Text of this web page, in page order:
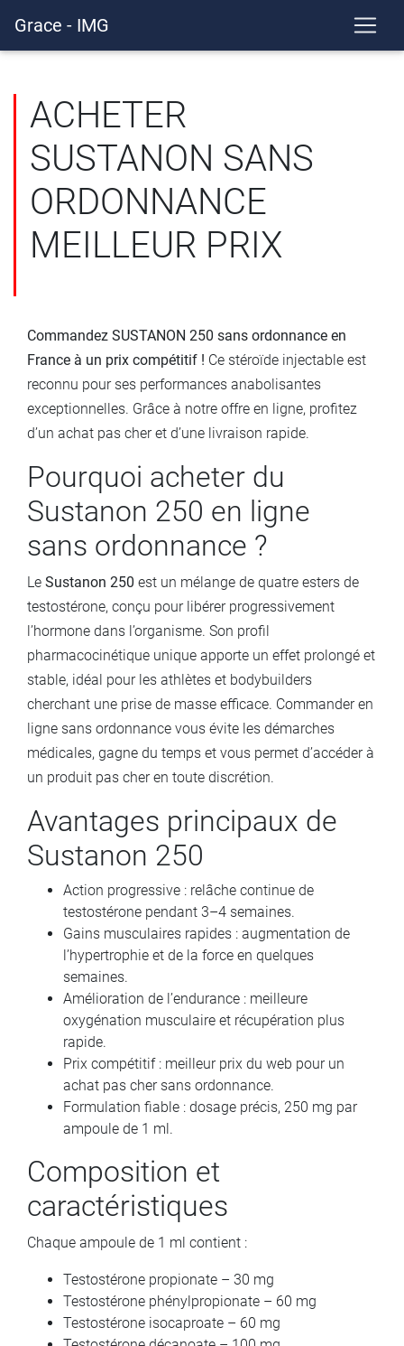
Grace - IMG
ACHETER
SUSTANON SANS
ORDONNANCE
MEILLEUR PRIX
Commandez SUSTANON 250 sans ordonnance en
France à un prix compétitif ! Ce stéroïde injectable est
reconnu pour ses performances anabolisantes
exceptionnelles. Grâce à notre offre en ligne, profitez
d’un achat pas cher et d’une livraison rapide.
Pourquoi acheter du
Sustanon 250 en ligne
sans ordonnance ?
Le Sustanon 250 est un mélange de quatre esters de
testostérone, conçu pour libérer progressivement
l’hormone dans l’organisme. Son profil
pharmacocinétique unique apporte un effet prolongé et
stable, idéal pour les athlètes et bodybuilders
cherchant une prise de masse efficace. Commander en
ligne sans ordonnance vous évite les démarches
médicales, gagne du temps et vous permet d’accéder à
un produit pas cher en toute discrétion.
Avantages principaux de
Sustanon 250
Action progressive : relâche continue de
testostérone pendant 3–4 semaines.
Gains musculaires rapides : augmentation de
l’hypertrophie et de la force en quelques
semaines.
Amélioration de l’endurance : meilleure
oxygénation musculaire et récupération plus
rapide.
Prix compétitif : meilleur prix du web pour un
achat pas cher sans ordonnance.
Formulation fiable : dosage précis, 250 mg par
ampoule de 1 ml.
Composition et
caractéristiques
Chaque ampoule de 1 ml contient :
Testostérone propionate – 30 mg
Testostérone phénylpropionate – 60 mg
Testostérone isocaproate – 60 mg